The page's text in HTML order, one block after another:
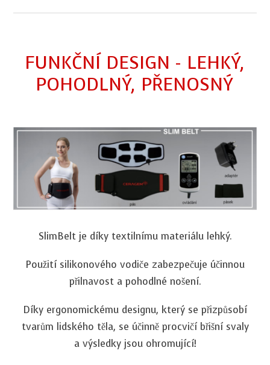
FUNKČNÍ DESIGN - LEHKÝ,
POHODLNÝ, PŘENOSNÝ
SlimBelt je díky textilnímu materiálu lehký.
Použití silikonového vodiče zabezpečuje účinnou
přilnavost a pohodlné nošení.
Díky ergonomickému designu, který se přizpůsobí
tvarům lidského těla, se účinně procvičí břišní svaly
a výsledky jsou ohromující!